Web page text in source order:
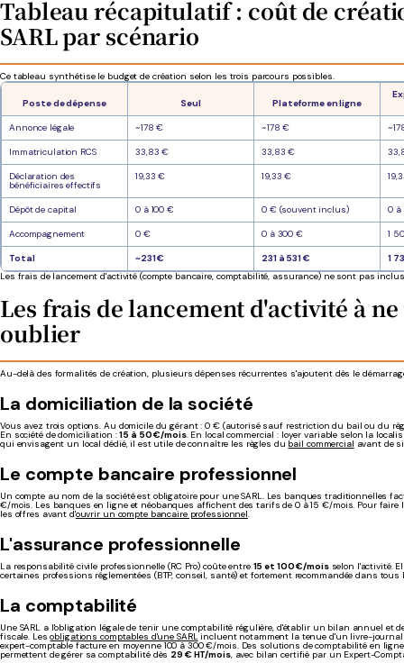
Tableau récapitulatif : coût de
SARL par scénario
Ce tableau synthétise le budget de création selon les trois parcours possibles.
Poste de dépense Seul Plateforme en ligne
Annonce légale ~178 € ~178 €
Immatriculation RCS 33,83 € 33,83 €
Déclaration des
bénéficiaires effectifs
19,33 € 19,33 €
Dépôt de capital 0 à 100 € 0 € (souvent inclus) 0 à
Accompagnement 0 € 0 à 300 € 1
Total ~231 € 231 à 531 €
1
Les frais de lancement d'activité (compte bancaire, comptabilité, assurance) ne sont pas
Les frais de lancement d'activité à ne
oublier
Au-delà des formalités de création, plusieurs dépenses récurrentes s'ajoutent dès le
La domiciliation de la société
Vous avez trois options. Au domicile du gérant : 0 € (autorisé sauf restriction du bail ou du
En société de domiciliation :15 à 50 €/mois. En local commercial : loyer variable selon la
qui envisagent un local dédié, il est utile de connaître les règles du bail commercial avant de
Le compte bancaire professionnel
Un compte au nom de la société est obligatoire pour une SARL. Les banques traditionnelles
€/mois. Les banques en ligne et néobanques affichent des tarifs de 0 à 15 €/mois. Pour faire
les offres avant d'ouvrir un compte bancaire professionnel.
L'assurance professionnelle
La responsabilité civile professionnelle (RC Pro) coûte entre 15 et 100 €/moisselon l'activité.
certaines professions réglementées (BTP, conseil, santé) et fortement recommandée dans tous
La comptabilité
Une SARL a l'obligation légale de tenir une comptabilité régulière, d'établir un bilan annuel et
fiscale. Lesobligations comptables d'une SARLincluent notamment la tenue d'un livre-journal
expert-comptable facture en moyenne 100 à 300 €/mois. Des solutions de comptabilité en
permettent de gérer sa comptabilité dès 29 € HT/mois, avec bilan certifié par un Expert-